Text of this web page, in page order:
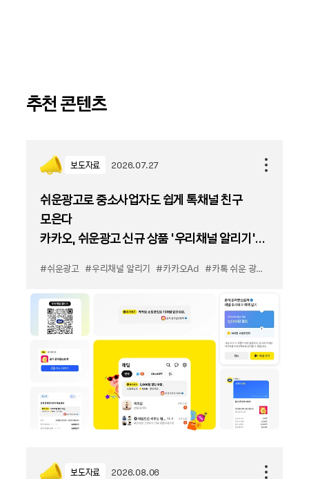
추천 콘텐츠
보도자료 2026.07.27
쉬운광고로 중소사업자도 쉽게 톡채널 친구
모은다
카카오, 쉬운광고 신규 상품 '우리채널 알리기'
#쉬운광고 #우리채널 알리기 #카카오Ad #카톡 쉬운 광고
보도자료 2026.08.06